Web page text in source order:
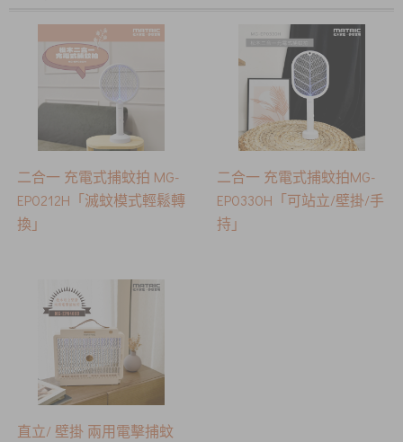
二合一 充電式捕蚊拍 MG-
EP0212H「滅蚊模式輕鬆轉
換」
二合一 充電式捕蚊拍MG-
EP0330H「可站立/壁掛/手
持」
直立/ 壁掛 兩用電擊捕蚊